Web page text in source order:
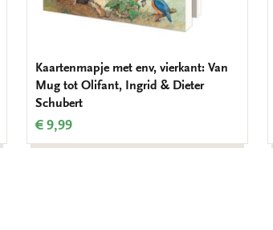
Kaartenmapje met env, vierkant: Van
Mug tot Olifant, Ingrid & Dieter
Schubert
€ 9,99